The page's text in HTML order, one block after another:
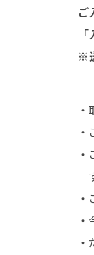
ご
※